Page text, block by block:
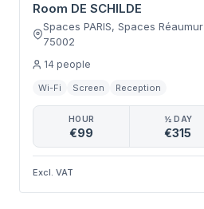
Room DE SCHILDE
Spaces PARIS, Spaces Réaumur
75002
14 people
Wi-Fi Screen Reception
HOUR
€99
½ DAY
€315
Excl. VAT